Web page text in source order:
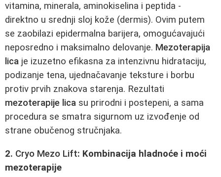
vitamina, minerala, aminokiselina i peptida -
direktno u srednji sloj kože (dermis). Ovim putem
se zaobilazi epidermalna barijera, omogućavajući
neposredno i maksimalno delovanje. Mezoterapija
lica je izuzetno efikasna za intenzivnu hidrataciju,
podizanje tena, ujednačavanje teksture i borbu
protiv prvih znakova starenja. Rezultati
mezoterapije lica su prirodni i postepeni, a sama
procedura se smatra sigurnom uz izvođenje od
strane obučenog stručnjaka.
2. Cryo Mezo Lift: Kombinacija hladnoće i moći
mezoterapije